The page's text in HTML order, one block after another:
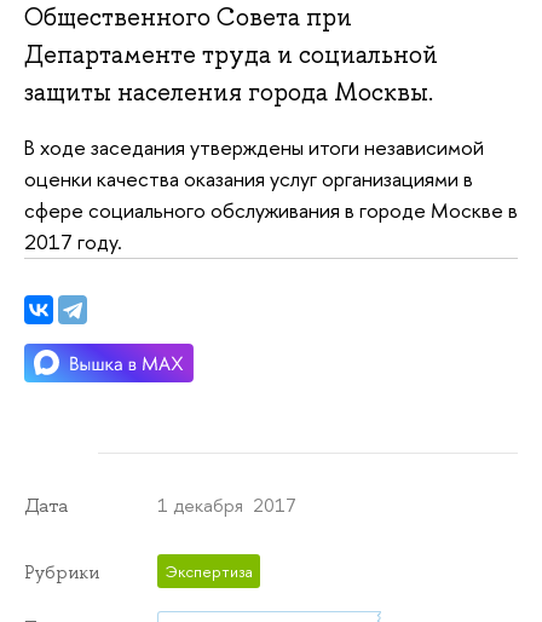
Общественного Совета при
Департаменте труда и социальной
защиты населения города Москвы.
В ходе заседания утверждены итоги независимой
оценки качества оказания услуг организациями в
сфере социального обслуживания в городе Москве в
2017 году.
Дата 1 декабря 2017
Рубрики Экспертиза